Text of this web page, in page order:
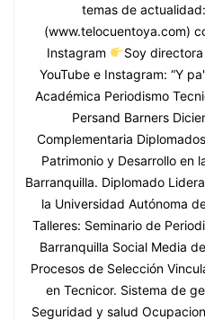
temas de
(www.telocuentoya.com)
Instagram
Soy
YouTube e Instagram: “Y
Académica Periodismo
Persand Barners
Complementaria
Patrimonio y Desarrollo en
Barranquilla. Diplomado
la Universidad Autónoma
Talleres: Seminario de
Barranquilla Social Media
Procesos de Selección
en Tecnicor. Sistema de
Seguridad y salud